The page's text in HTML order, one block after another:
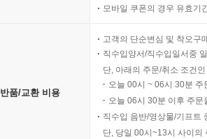
모바일 쿠폰의 경우 유효기
반품/교환 비용
고객의 단순변심 및 착오구
직수입양서/직수입일서중
단, 아래의 주문/취소 조건
오늘 00시 ~ 06시 30분
오늘 06시 30분 이후 주
직수입 음반/영상물/기프트
단, 당일 00시~13시 사이의